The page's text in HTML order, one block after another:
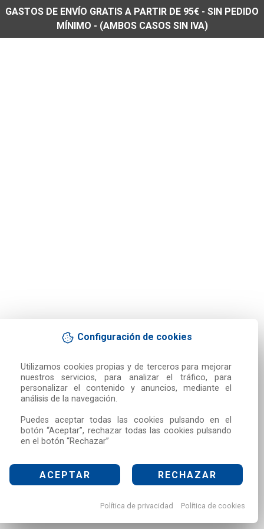
Configuración de cookies
Utilizamos cookies propias y de terceros para mejorar
nuestros servicios, para analizar el tráfico, para
personalizar el contenido y anuncios, mediante el
análisis de la navegación.
Puedes aceptar todas las cookies pulsando en el
botón “Aceptar”, rechazar todas las cookies pulsando
en el botón “Rechazar”
ACEPTAR RECHAZAR
Política de privacidad Política de cookies
GASTOS DE ENVÍO GRATIS A PARTIR DE 95€ - SIN PEDIDO
MÍNIMO - (AMBOS CASOS SIN IVA)